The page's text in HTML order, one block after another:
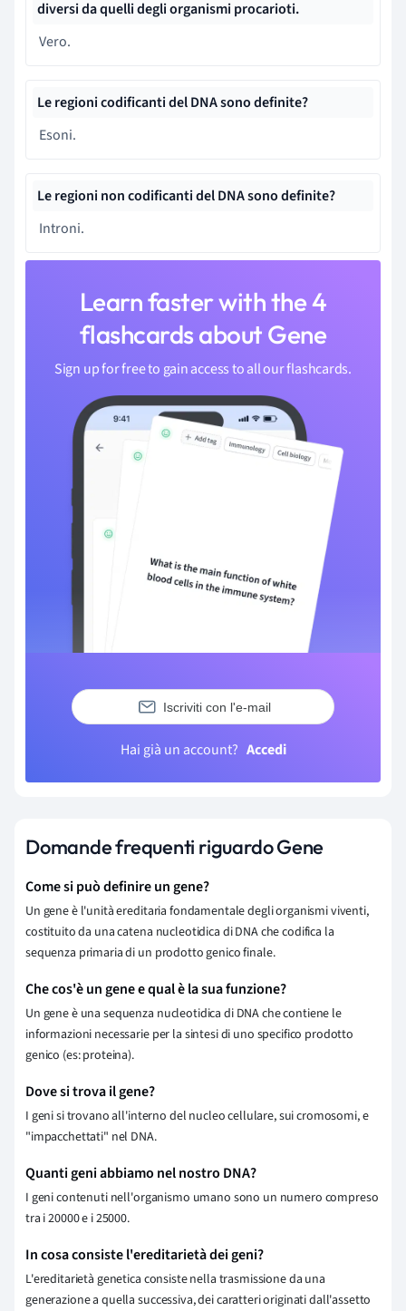
diversi da quelli degliorganismi procarioti.
Vero.
Le regioni codificanti del DNA sono definite?
Esoni.
Le regioni non codificanti del DNA sono definite?
Introni.
Learn faster with the 4
flashcards about Gene
Sign up for free to gain access to all our flashcards.
Iscriviti con l'e-mail
Hai già un account? Accedi
Domande frequenti riguardo Gene
Come si può definire un gene?
Un gene è l'unità ereditaria fondamentale degli organismi viventi,
costituito da una catena nucleotidica di DNA che codifica la
sequenza primaria di un prodotto genico finale.
Che cos'è un gene e qual è la sua funzione?
Un gene è una sequenza nucleotidica di DNA che contiene le
informazioni necessarie per la sintesi di uno specifico prodotto
genico (es: proteina).
Dove si trova il gene?
I geni si trovano all'interno del nucleo cellulare, sui cromosomi, e
"impacchettati" nel DNA.
Quanti geni abbiamo nel nostro DNA?
I geni contenuti nell'organismo umano sono un numero compreso
tra i 20000 e i 25000.
In cosa consiste l'ereditarietà dei geni?
L'ereditarietà genetica consiste nella trasmissione da una
generazione a quella successiva, dei caratteri originati dall'assetto